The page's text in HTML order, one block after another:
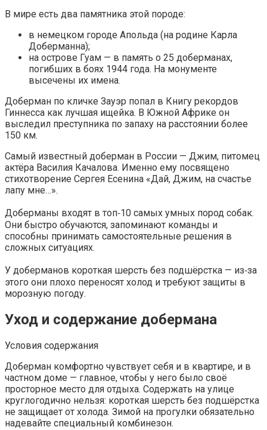
В мире есть два памятника этой породе:
в немецком городе Апольда (на родине Карла
Доберманна);
на острове Гуам — в память о 25 доберманах,
погибших в боях 1944 года. На монументе
высечены их имена.
Доберман по кличке Зауэр попал в Книгу рекордов
Гиннесса как лучшая ищейка. В Южной Африке он
выследил преступника по запаху на расстоянии более
150 км.
Самый известный доберман в России — Джим, питомец
актёра Василия Качалова. Именно ему посвящено
стихотворение Сергея Есенина «Дай, Джим, на счастье
лапу мне…».
Доберманы входят в топ‑10 самых умных пород собак.
Они быстро обучаются, запоминают команды и
способны принимать самостоятельные решения в
сложных ситуациях.
У доберманов короткая шерсть без подшёрстка — из‑за
этого они плохо переносят холод и требуют защиты в
морозную погоду.
Уход и содержание добермана
Условия содержания
Доберман комфортно чувствует себя и в квартире, и в
частном доме — главное, чтобы у него было своё
просторное место для отдыха. Содержать на улице
круглогодично нельзя: короткая шерсть без подшёрстка
не защищает от холода. Зимой на прогулки обязательно
надевайте специальный комбинезон.